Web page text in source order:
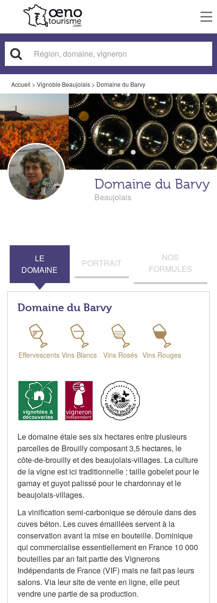
Accueil > Vignoble Beaujolais > Domaine du Barvy
Domaine du Barvy
Beaujolais
LE
DOMAINE
PORTRAIT
NOS
FORMULES
Domaine du Barvy
Effervescents Vins Blancs Vins Rosés Vins Rouges
Le domaine étale ses six hectares entre plusieurs
parcelles de Brouilly composant 3,5 hectares, le
côte-de-brouilly et des beaujolais-villages. La culture
de la vigne est ici traditionnelle : taille gobelet pour le
gamay et guyot palissé pour le chardonnay et le
beaujolais-villages.
La vinification semi-carbonique se déroule dans des
cuves béton. Les cuves émaillées servent à la
conservation avant la mise en bouteille. Dominique
qui commercialise essentiellement en France 10 000
bouteilles par an fait partie des Vignerons
Indépendants de France (VIF) mais ne fait pas leurs
salons. Via leur site de vente en ligne, elle peut
vendre une partie de sa production.